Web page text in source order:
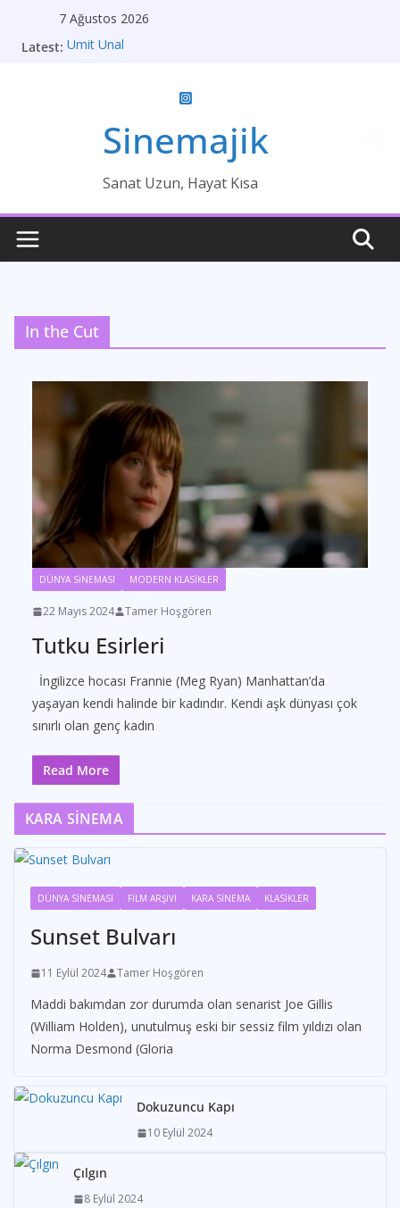
7 Ağustos 2026
Latest: Ümit Ünal
Kırık Bir Aşk Hikayesi
Sinemajik
Sanat Uzun, Hayat Kısa
In the Cut
DÜNYA SİNEMASI MODERN KLASİKLER
22 Mayıs 2024 Tamer Hoşgören
Tutku Esirleri
İngilizce hocası Frannie (Meg Ryan) Manhattan’da
yaşayan kendi halinde bir kadındır. Kendi aşk dünyası çok
sınırlı olan genç kadın
Read More
KARA SİNEMA
DÜNYA SİNEMASI FİLM ARŞİVİ KARA SİNEMA KLASİKLER
Sunset Bulvarı
11 Eylül 2024 Tamer Hoşgören
Maddi bakımdan zor durumda olan senarist Joe Gillis
(William Holden), unutulmuş eski bir sessiz film yıldızı olan
Norma Desmond (Gloria
Dokuzuncu Kapı
10 Eylül 2024
Çılgın
8 Eylül 2024